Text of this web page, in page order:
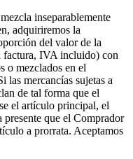
inseparablemente
adquiriremos la
del valor de la
factura, IVA incluido) con
o mezclados en el
las mercancías sujetas a
de tal forma que el
el artículo principal, el
que el Comprador
a prorrata. Aceptamos